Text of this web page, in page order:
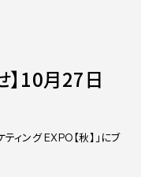
】10月27日
ィング EXPO【秋】」にブ